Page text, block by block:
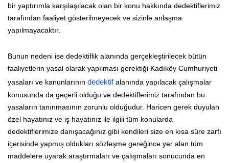
bir yaptırımla karşılaşılacak olan bir konu hakkında dedektiflerimiz
tarafından faaliyet gösterilmeyecek ve sizinle anlaşma
yapılmayacaktır.
Bunun nedeni ise dedektiflik alanında gerçekleştirilecek bütün
faaliyetlerin yasal olarak yapılması gerektiği Kadıköy Cumhuriyeti
yasaları ve kanunlarının dedektifalanında yapılacak çalışmalar
konusunda da geçerli olduğu ve dedektiflerimiz tarafından bu
yasaların tanınmasının zorunlu olduğudur. Haricen gerek duyulan
özel hayatınız ve iş hayatınız ile ilgili tüm konularda
dedektiflerimize danışacağınız gibi kendileri size en kısa süre zarfı
içerisinde yapmış oldukları sözleşme gereğince yer alan tüm
maddelere uyarak araştırmaları ve çalışmaları sonucunda en